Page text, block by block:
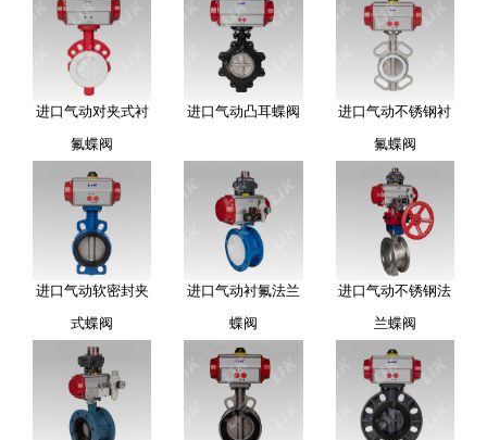
进口气动对夹式衬
氟蝶阀
进口气动凸耳蝶阀
进口气动不锈钢衬
氟蝶阀
进口气动软密封夹
式蝶阀
进口气动衬氟法兰
蝶阀
进口气动不锈钢法
兰蝶阀